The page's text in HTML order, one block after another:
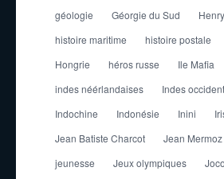
géologie
Géorgie du Sud
histoire maritime
histoire postale
Hongrie
héros russe Ile Mafia
indes néérlandaises
Indes
Indochine
Indonésie Inini
Jean Batiste Charcot
Jean Mermoz
jeunesse
Jeux olympiques